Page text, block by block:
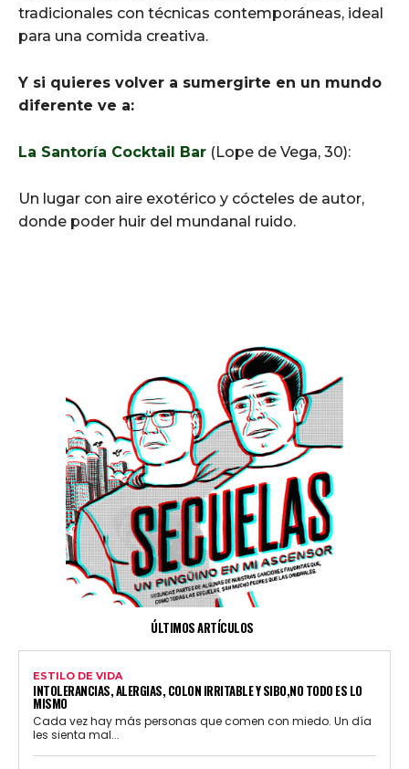
tradicionales con técnicas contemporáneas, ideal
para una comida creativa.​​
Y si quieres volver a sumergirte en un mundo
diferente ve a:
La Santoría Cocktail Bar (Lope de Vega, 30):
Un lugar con aire exotérico y cócteles de autor,
donde poder huir del mundanal ruido.
ÚLTIMOS ARTÍCULOS
ESTILO DE VIDA
INTOLERANCIAS, ALERGIAS, COLON IRRITABLE Y SIBO,NO TODO ES LO
MISMO
Cada vez hay más personas que comen con miedo. Un día
les sienta mal...